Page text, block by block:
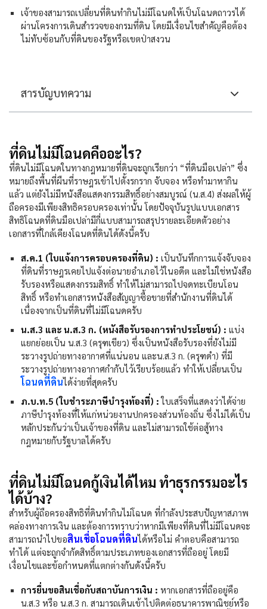
เจ้าของสามารถเปลี่ยนที่ดินทำกินไม่มีโฉนดให้เป็นโฉนดถาวรได้
ผ่านโครงการเดินสำรวจของกรมที่ดิน โดยมีเงื่อนไขสำคัญคือต้อง
ไม่ทับซ้อนกับที่ดินของรัฐหรือเขตป่าสงวน
สารบัญบทความ
ที่ดินไม่มีโฉนดคืออะไร?
ที่ดินไม่มีโฉนดในทางกฎหมายที่ดินจะถูกเรียกว่า “ที่ดินมือเปล่า” ซึ่ง
หมายถึงพื้นที่ผืนที่ราษฎรเข้าไปตั้งรกราก จับจอง หรือทำมาหากิน
แล้ว แต่ยังไม่มีหนังสือแสดงกรรมสิทธิ์อย่างสมบูรณ์ (น.ส.4) ส่งผลให้ผู้
ถือครองมีเพียงสิทธิครอบครองเท่านั้น โดยปัจจุบันรูปแบบเอกสาร
สิทธิโฉนดที่ดินมือเปล่ามีกี่แบบสามารถสรุปรายละเอียดตัวอย่าง
เอกสารที่ใกล้เคียงโฉนดที่ดินได้ดังนี้ครับ
ส.ค.1 (ใบแจ้งการครอบครองที่ดิน) : เป็นบันทึกการแจ้งจับจอง
ที่ดินที่ราษฎรเคยไปแจ้งต่อนายอำเภอไว้ในอดีต และไม่ใช่หนังสือ
รับรองหรือแสดงกรรมสิทธิ์ ทำให้ไม่สามารถไปจดทะเบียนโอน
สิทธิ์ หรือทำเอกสารหนังสือสัญญาซื้อขายที่สำนักงานที่ดินได้
เนื่องจากเป็นที่ดินที่ไม่มีโฉนดครับ
น.ส.3 และ น.ส.3 ก. (หนังสือรับรองการทำประโยชน์) : แบ่ง
แยกย่อยเป็น น.ส.3 (ครุฑเขียว) ซึ่งเป็นหนังสือรับรองที่ยังไม่มี
ระวางรูปถ่ายทางอากาศที่แน่นอน และน.ส.3 ก. (ครุฑดำ) ที่มี
ระวางรูปถ่ายทางอากาศกำกับไว้เรียบร้อยแล้ว ทำให้เปลี่ยนเป็น
โฉนดที่ดินได้ง่ายที่สุดครับ
ภ.บ.ท.5 (ใบชำระภาษีบำรุงท้องที่) :ใบเสร็จที่แสดงว่าได้จ่าย
ภาษีบำรุงท้องที่ให้แก่หน่วยงานปกครองส่วนท้องถิ่น ซึ่งไม่ได้เป็น
หลักประกันว่าเป็นเจ้าของที่ดิน และไม่สามารถใช้ต่อสู้ทาง
กฎหมายกับรัฐบาลได้ครับ
ที่ดินไม่มีโฉนดกู้เงินได้ไหม ทำธุรกรรมอะไร
ได้บ้าง?
สำหรับผู้ถือครองสิทธิที่ดินทำกินไม่โฉนด ที่กำลังประสบปัญหาสภาพ
คล่องทางการเงิน และต้องการทราบว่าหากมีเพียงที่ดินที่ไม่มีโฉนดจะ
สามารถนำไปขอสินเชื่อโฉนดที่ดินได้หรือไม่ คำตอบคือสามารถ
ทำได้ แต่จะถูกจำกัดสิทธิ์ตามประเภทของเอกสารที่ถืออยู่ โดยมี
เงื่อนไขและข้อกำหนดที่แตกต่างกันดังนี้ครับ
การยื่นขอสินเชื่อกับสถาบันการเงิน : หากเอกสารที่ถืออยู่คือ
น.ส.3 หรือ น.ส.3 ก. สามารถเดินเข้าไปติดต่อธนาคารพาณิชย์หรือ